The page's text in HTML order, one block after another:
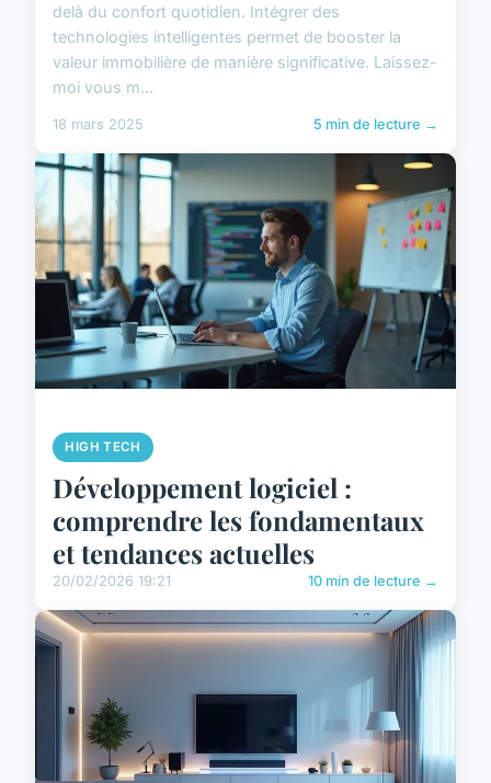
delà du confort quotidien. Intégrer des
technologies intelligentes permet de booster la
valeur immobilière de manière significative. Laissez-
moi vous m...
18 mars 2025 5 min de lecture →
HIGH TECH
Développement logiciel :
comprendre les fondamentaux
et tendances actuelles
20/02/2026 19:21 10 min de lecture →